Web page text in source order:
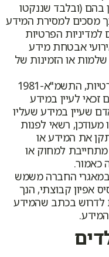
בהם (ובלבד שננקטו
מסכים למסירת המידע
הפרטיות
אבטחת מידע
או הזמינות של
לידיעתך, על פי חוק הגנת הפרטיות, התשמ"א-1981
לעיין במידע
שעיין במידע שעליו
מעודכן, רשאי לפנות
את המידע או
למחוק או
כאמור.
החברה משמש
אפיון קבוצתי, הנך
לדרוש בכתב שהמידע